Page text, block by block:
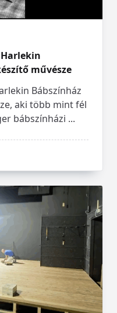
művésze
Bábszínház
aki több mint fél
bábszínházi ...